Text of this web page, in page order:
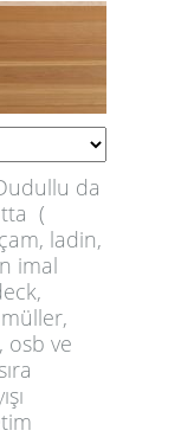
da
(
ladin,
imal
osb ve